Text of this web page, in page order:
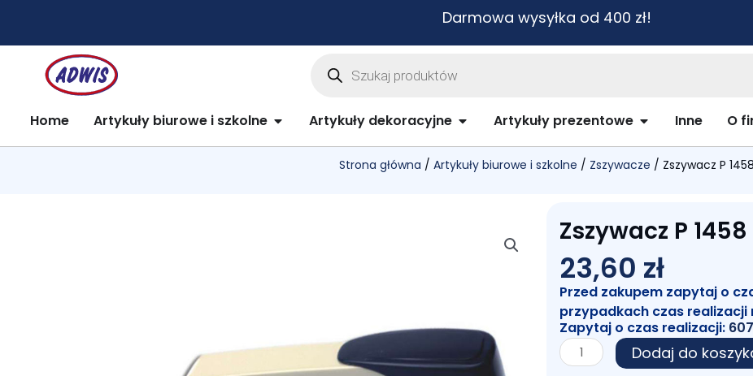
treści
Darmowa wysyłka od 400 zł!
Wyszukiwarka
Home Artykuły biurowe i szkolne Open Artykuły biurowe i szkolne
Artykuły dekoracyjne Open Artykuły dekoracyjne
Artykuły prezentowe Open Artykuły
Inne O
Strona główna / Artykuły biurowe i szkolne / Zszywacze / Zszywacz P 1458
Zszywacz P 1458
23,60 zł
Przed zakupem zapytaj o
przypadkach czas realizacji
Zapytaj o czas realizacji:
ilość
Zszywacz
Dodaj do